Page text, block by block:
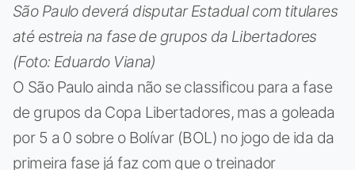
São Paulo deverá disputar Estadual com titulares
até estreia na fase de grupos da Libertadores
(Foto: Eduardo Viana)
O São Paulo ainda não se classificou para a fase
de grupos da Copa Libertadores, mas a goleada
por 5 a 0 sobre o Bolívar (BOL) no jogo de ida da
primeira fase já faz com que o treinador